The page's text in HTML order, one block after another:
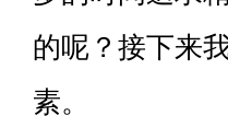
的呢？接下来
素。